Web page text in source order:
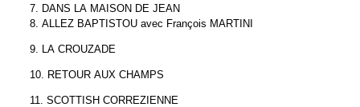
7. DANS LA MAISON DE JEAN
8. ALLEZ BAPTISTOU avec François MARTINI
9. LA CROUZADE
10. RETOUR AUX CHAMPS
11. SCOTTISH CORREZIENNE